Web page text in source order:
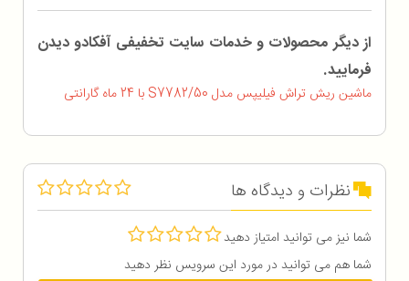
از دیگر محصولات و خدمات سایت تخفیفی آفکادو دیدن
فرمایید.
ماشین ریش تراش فیلیپس مدل S7782/50 با 24 ماه گارانتی
نظرات و دیدگاه ها
شما نیز می توانید امتیاز دهید
شما هم می توانید در مورد این سرویس نظر دهید